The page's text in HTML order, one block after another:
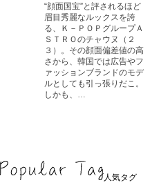
“顔面国宝”と評されるほど
眉目秀麗なルックスを誇
る、Ｋ－ＰＯＰグループＡ
ＳＴＲＯのチャウヌ（２
３）。その顔面偏差値の高
さから、韓国では広告やフ
ァッションブランドのモデ
ルとしても引っ張りだこ。
しかも、…
人気タグ